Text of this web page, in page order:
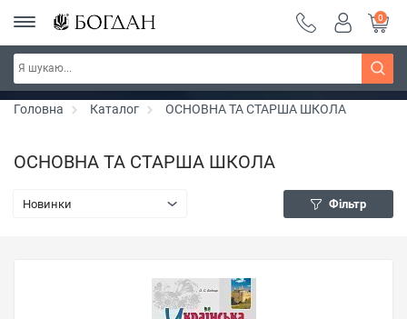
Серія "Чейзіана" ~ знижка 20%
0
Головна Каталог ОСНОВНА ТА СТАРША ШКОЛА
ОСНОВНА ТА СТАРША ШКОЛА
Новинки Фільтр